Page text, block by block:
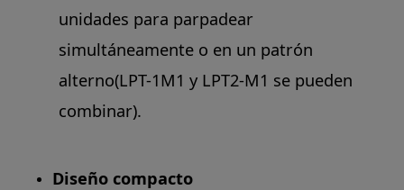
unidades para parpadear
simultáneamente o en un patrón
alterno(LPT-1M1 y LPT2-M1 se pueden
combinar).
Diseño compacto